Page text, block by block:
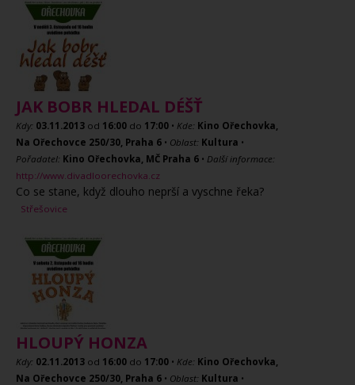
JAK BOBR HLEDAL DÉŠŤ
Kdy: 03.11.2013 od 16:00 do 17:00 • Kde: Kino Ořechovka,
Na Ořechovce 250/30, Praha 6 • Oblast: Kultura •
Pořadatel: Kino Ořechovka, MČ Praha 6 • Další informace:
http://www.divadloorechovka.cz
Co se stane, když dlouho neprší a vyschne řeka?
Střešovice
HLOUPÝ HONZA
Kdy: 02.11.2013 od 16:00 do 17:00 • Kde: Kino Ořechovka,
Na Ořechovce 250/30, Praha 6 • Oblast: Kultura •